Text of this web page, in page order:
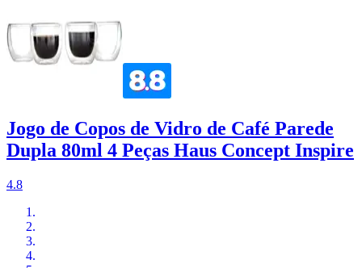
Jogo de Copos de Vidro de Café Parede
Dupla 80ml 4 Peças Haus Concept Inspire
4.8